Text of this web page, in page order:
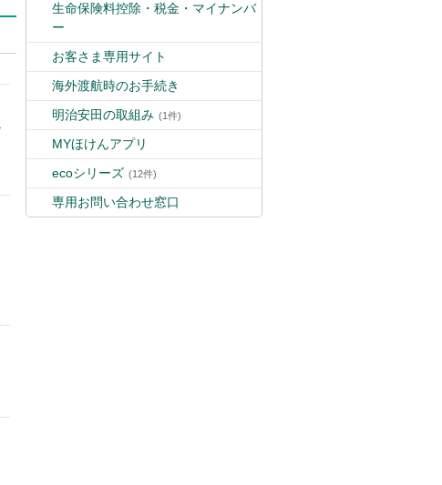
生命保険料控除・税金・マイナンバ
ー
お客さま専用サイト
海外渡航時のお手続き
明治安田の取組み (1件)
MYほけんアプリ
ecoシリーズ (12件)
専用お問い合わせ窓口